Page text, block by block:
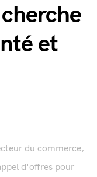
et
du commerce,
d'offres pour